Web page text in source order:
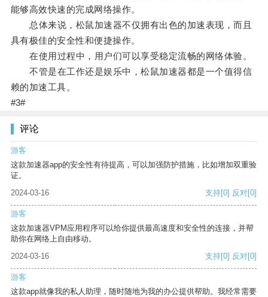
能够高效快速的完成网络操作。
总体来说，松鼠加速器不仅拥有出色的加速表现，而且
具有极佳的安全性和便捷操作。
在使用过程中，用户们可以享受稳定流畅的网络体验。
不管是在工作还是娱乐中，松鼠加速器都是一个值得信
赖的加速工具。
#3#
评论
游客
这款加速器app的安全性有待提高，可以加强防护措施，比如增加双重验
证。
2024-03-16
支持[0] 反对[0]
游客
这款加速器VPM应用程序可以给你提供最高速度和安全性的连接，并帮
助你在网络上自由移动。
2024-03-16
支持[0] 反对[0]
游客
这款app就像我的私人助理，随时随地为我的办公提供帮助。我经常需要